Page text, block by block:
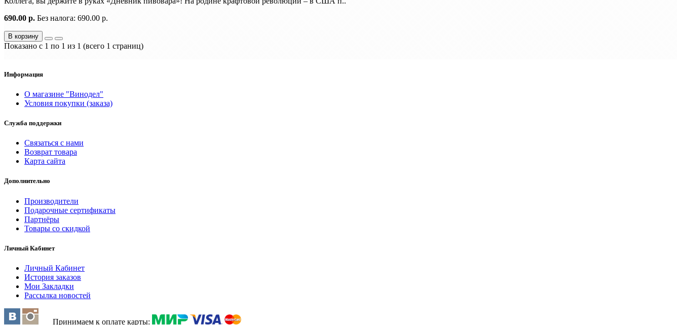
690.00 р. Без налога: 690.00 р.
В корзину
Показано с 1 по 1 из 1 (всего 1 страниц)
Информация
О магазине "Винодел"
Условия покупки (заказа)
Служба поддержки
Связаться с нами
Возврат товара
Карта сайта
Дополнительно
Производители
Подарочные сертификаты
Партнёры
Товары со скидкой
Личный Кабинет
Личный Кабинет
История заказов
Мои Закладки
Рассылка новостей
Принимаем к оплате карты: